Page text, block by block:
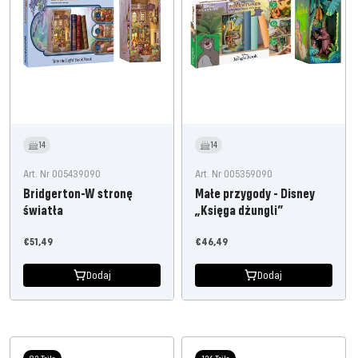
14
Art. Nr 005439090
Bridgerton-W stronę
światła
Oferta
€51,49
Dodaj
14
Art. Nr 005359090
Małe przygody - Disney
„Księga dżungli”
Oferta
€46,49
Dodaj